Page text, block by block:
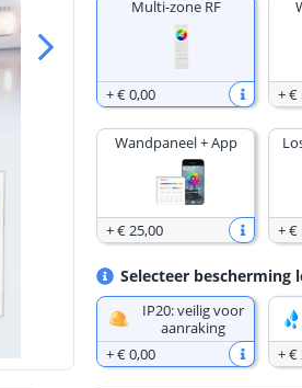
Multi-zone RF
+€ 0,00 +€
Wandpaneel + App
+€ 25,00 +€
Selecteer bescherming
IP20: veilig voor
aanraking
+€ 0,00
+€